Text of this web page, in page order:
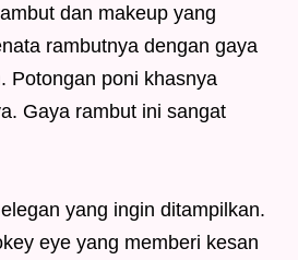
dan makeup yang
rambutnya dengan gaya
Potongan poni khasnya
Gaya rambut ini sangat
yang ingin ditampilkan.
eye yang memberi kesan